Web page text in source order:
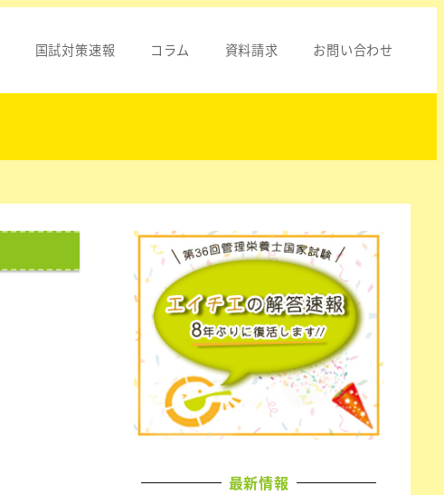
国試対策速報 コラム 資料請求 お問い合わせ
最新情報